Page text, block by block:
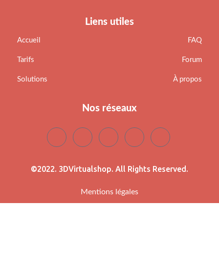
Liens utiles
Accueil
Tarifs
Solutions
FAQ
Forum
À propos
Nos réseaux
©2022. 3DVirtualshop. All Rights Reserved.
Mentions légales